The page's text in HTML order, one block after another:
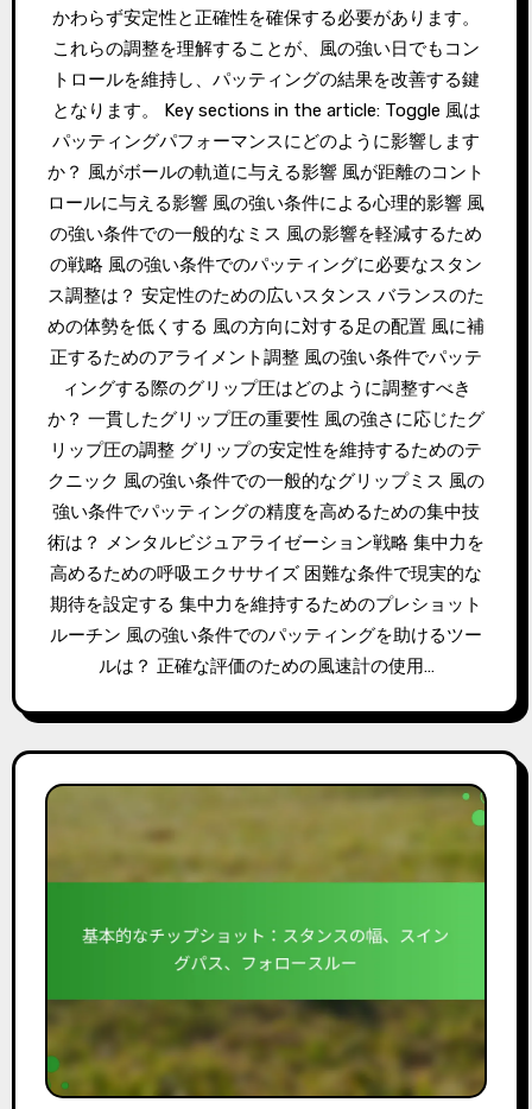
かわらず安定性と正確性を確保する必要があります。
これらの調整を理解することが、風の強い日でもコン
トロールを維持し、パッティングの結果を改善する鍵
となります。 Key sections in the article: Toggle 風は
パッティングパフォーマンスにどのように影響します
か？ 風がボールの軌道に与える影響 風が距離のコント
ロールに与える影響 風の強い条件による心理的影響 風
の強い条件での一般的なミス 風の影響を軽減するため
の戦略 風の強い条件でのパッティングに必要なスタン
ス調整は？ 安定性のための広いスタンス バランスのた
めの体勢を低くする 風の方向に対する足の配置 風に補
正するためのアライメント調整 風の強い条件でパッテ
ィングする際のグリップ圧はどのように調整すべき
か？ 一貫したグリップ圧の重要性 風の強さに応じたグ
リップ圧の調整 グリップの安定性を維持するためのテ
クニック 風の強い条件での一般的なグリップミス 風の
強い条件でパッティングの精度を高めるための集中技
術は？ メンタルビジュアライゼーション戦略 集中力を
高めるための呼吸エクササイズ 困難な条件で現実的な
期待を設定する 集中力を維持するためのプレショット
ルーチン 風の強い条件でのパッティングを助けるツー
ルは？ 正確な評価のための風速計の使用…